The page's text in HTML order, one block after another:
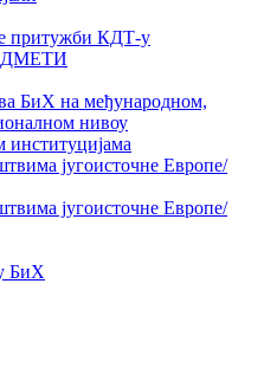
притужби КДТ-у
БиХ на међународном,
нивоу
југоисточне Европе/
југоисточне Европе/
БиХ